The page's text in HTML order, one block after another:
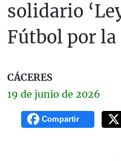
solidario
Fútbol por la
CÁCERES
19 de junio de 2026
Compartir